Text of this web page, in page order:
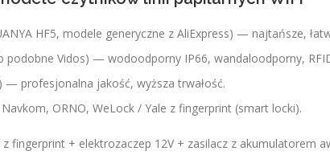
HF5, modele generyczne z AliExpress) — najtańsze,
podobne Vidos) — wodoodporny IP66, wandaloodporny,
— profesjonalna jakość, wyższa trwałość.
Navkom, ORNO, WeLock / Yale z fingerprint (smart locki).
z fingerprint + elektrozaczep 12V + zasilacz z akumulatorem